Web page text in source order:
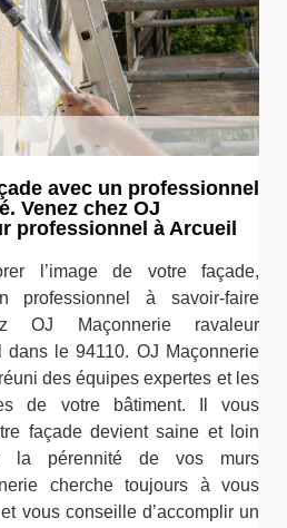
avec un professionnel
Venez chez OJ
professionnel à Arcueil
l’image de votre façade,
professionnel à savoir-faire
OJ Maçonnerie ravaleur
dans le 94110. OJ Maçonnerie
des équipes expertes et les
de votre bâtiment. Il vous
façade devient saine et loin
la pérennité de vos murs
cherche toujours à vous
vous conseille d’accomplir un